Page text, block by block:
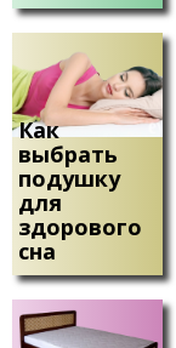
Как
выбрать
подушку
для
здорового
сна